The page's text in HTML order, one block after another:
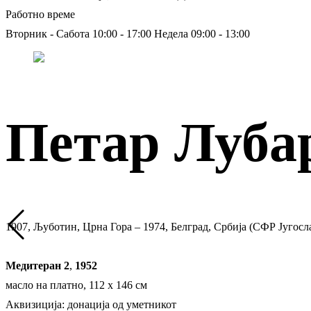
Работно време
Вторник - Сабота 10:00 - 17:00 Недела 09:00 - 13:00
Петар
1907, Љуботин, Црна Гора – 1974, Белград, Србија (СФР
Медитеран 2, 1952
масло на платно, 112 х 146 см
Аквизиција: донација од уметникот